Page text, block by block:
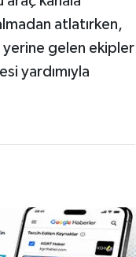
atlatırken,
yerine gelen ekipler
yardımıyla